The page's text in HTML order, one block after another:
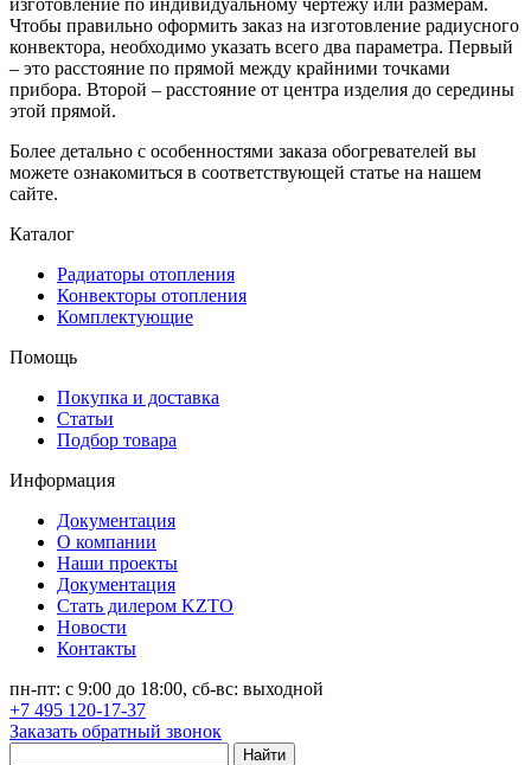
Чтобы правильно оформить заказ на изготовление радиусного
конвектора, необходимо указать всего два параметра. Первый
– это расстояние по прямой между крайними точками
прибора. Второй – расстояние от центра изделия до середины
этой прямой.
Более детально с особенностями заказа обогревателей вы
можете ознакомиться в соответствующей статье на нашем
сайте.
Каталог
Радиаторы отопления
Конвекторы отопления
Комплектующие
Помощь
Покупка и доставка
Статьи
Подбор товара
Информация
Документация
О компании
Наши проекты
Документация
Стать дилером KZTO
Новости
Контакты
пн-пт: с 9:00 до 18:00, сб-вс: выходной
+7 495 120-17-37
Заказать обратный звонок
Найти